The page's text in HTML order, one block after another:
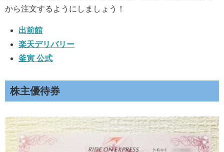
から注文するようにしましょう！
出前館
楽天デリバリー
釜寅 公式
株主優待券